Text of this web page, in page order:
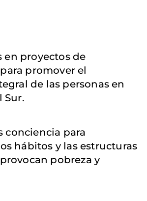
en proyectos de
promover el
de las personas en
Sur.
conciencia para
hábitos y las estructuras
pobreza y